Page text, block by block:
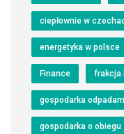
ciepłownie w
energetyka w polsce
Finance frakcja
gospodarka
gospodarka o obiegu